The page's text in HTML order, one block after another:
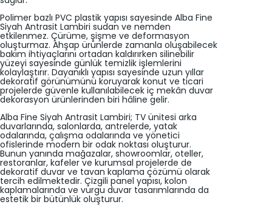
Polimer bazlı PVC plastik yapısı sayesinde Alba Fine
Siyah Antrasit Lambiri sudan ve nemden
etkilenmez. Çürüme, şişme ve deformasyon
oluşturmaz. Ahşap ürünlerde zamanla oluşabilecek
bakım ihtiyaçlarını ortadan kaldırırken silinebilir
yüzeyi sayesinde günlük temizlik işlemlerini
kolaylaştırır. Dayanıklı yapısı sayesinde uzun yıllar
dekoratif görünümünü koruyarak konut ve ticari
projelerde güvenle kullanılabilecek iç mekân duvar
dekorasyon ürünlerinden biri hâline gelir.
Alba Fine Siyah Antrasit Lambiri; TV ünitesi arka
duvarlarında, salonlarda, antrelerde, yatak
odalarında, çalışma odalarında ve yönetici
ofislerinde modern bir odak noktası oluşturur.
Bunun yanında mağazalar, showroomlar, oteller,
restoranlar, kafeler ve kurumsal projelerde de
dekoratif duvar ve tavan kaplama çözümü olarak
tercih edilmektedir. Çizgili panel yapısı, kolon
kaplamalarında ve vurgu duvar tasarımlarında da
estetik bir bütünlük oluşturur.